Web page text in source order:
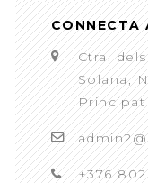
CONNECTA
Ctra.
Solana,
Principat
+376